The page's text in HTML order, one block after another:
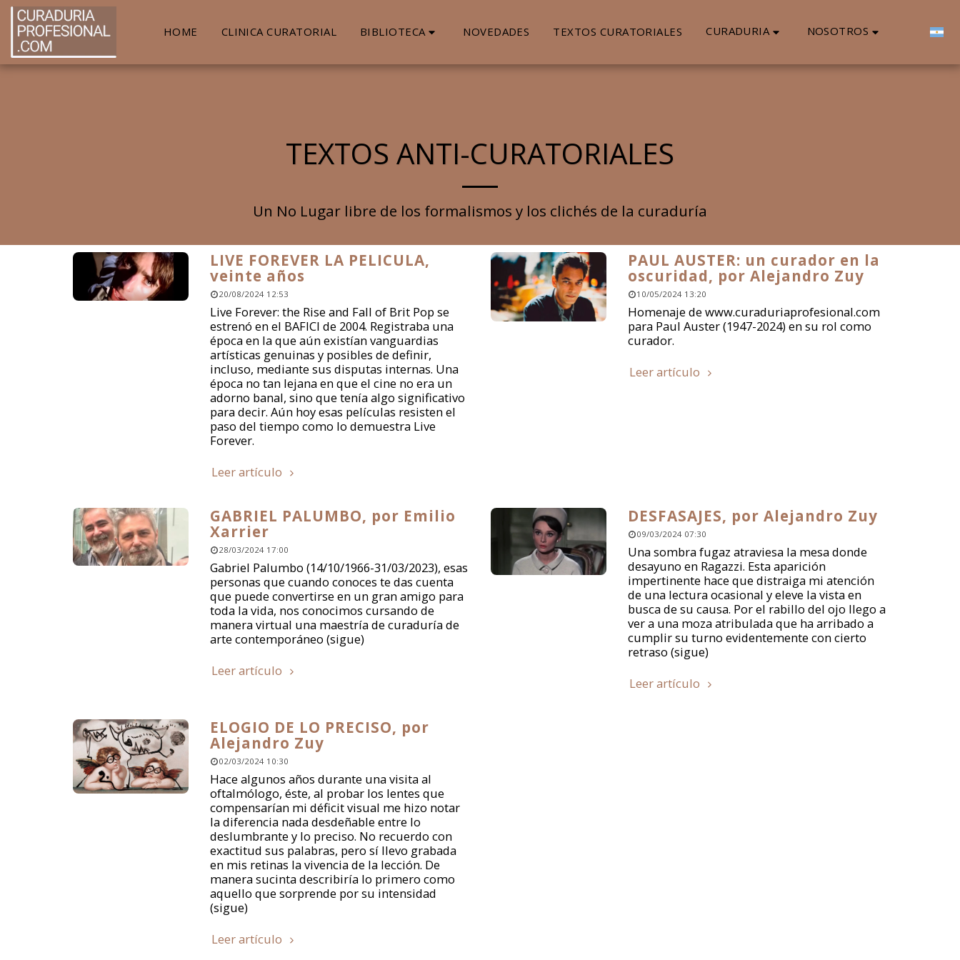
HOME CLINICA CURATORIAL BIBLIOTECA NOVEDADES TEXTOS CURATORIALES CURADURIA NOSOTROS
TEXTOS ANTI-CURATORIALES
Un No Lugar libre de los formalismos y los clichés de la curaduría
LIVE FOREVER LA PELICULA,
veinte años
20/08/2024 12:53
Live Forever: the Rise and Fall of Brit Pop se
estrenó en el BAFICI de 2004. Registraba una
época en la que aún existían vanguardias
artísticas genuinas y posibles de definir,
incluso, mediante sus disputas internas. Una
época no tan lejana en que el cine no era un
adorno banal, sino que tenía algo significativo
para decir. Aún hoy esas películas resisten el
paso del tiempo como lo demuestra Live
Forever.
Leer artículo
PAUL AUSTER: un curador en la
oscuridad, por Alejandro Zuy
10/05/2024 13:20
Homenaje de www.curaduriaprofesional.com
para Paul Auster (1947-2024) en su rol como
curador.
Leer artículo
GABRIEL PALUMBO, por Emilio
Xarrier
28/03/2024 17:00
Gabriel Palumbo (14/10/1966-31/03/2023), esas
personas que cuando conoces te das cuenta
que puede convertirse en un gran amigo para
toda la vida, nos conocimos cursando de
manera virtual una maestría de curaduría de
arte contemporáneo (sigue)
Leer artículo
DESFASAJES, por Alejandro Zuy
09/03/2024 07:30
Una sombra fugaz atraviesa la mesa donde
desayuno en Ragazzi. Esta aparición
impertinente hace que distraiga mi atención
de una lectura ocasional y eleve la vista en
busca de su causa. Por el rabillo del ojo llego a
ver a una moza atribulada que ha arribado a
cumplir su turno evidentemente con cierto
retraso (sigue)
Leer artículo
ELOGIO DE LO PRECISO, por
Alejandro Zuy
02/03/2024 10:30
Hace algunos años durante una visita al
oftalmólogo, éste, al probar los lentes que
compensarían mi déficit visual me hizo notar
la diferencia nada desdeñable entre lo
deslumbrante y lo preciso. No recuerdo con
exactitud sus palabras, pero sí llevo grabada
en mis retinas la vivencia de la lección. De
manera sucinta describiría lo primero como
aquello que sorprende por su intensidad
(sigue)
Leer artículo